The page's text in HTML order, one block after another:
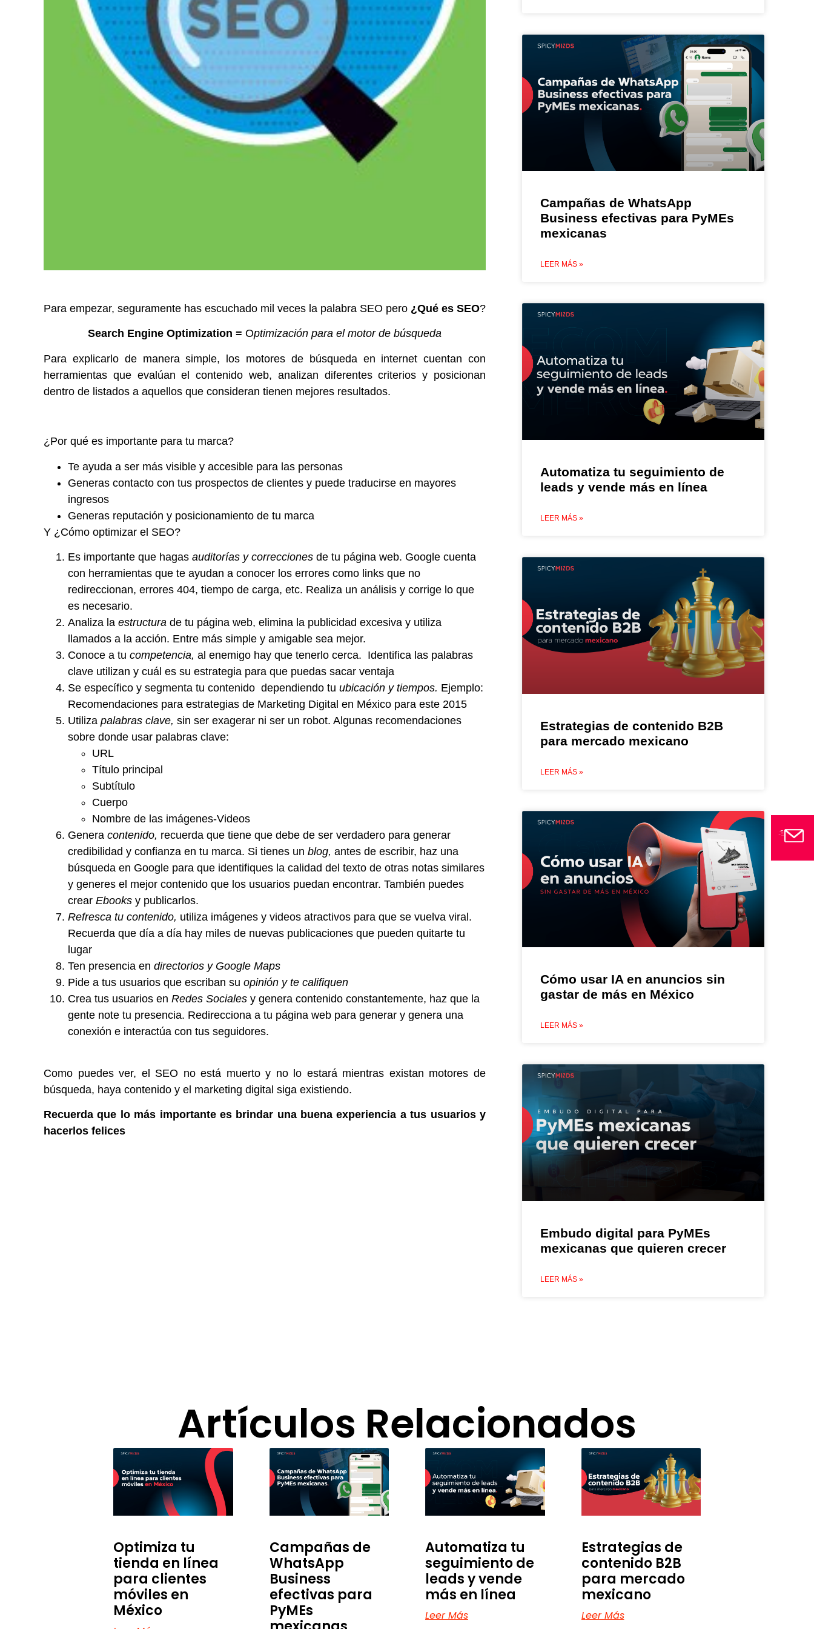
Para empezar, seguramente has escuchado mil veces la palabra SEO pero ¿Qué es SEO?
Search Engine Optimization = Optimización para el motor de búsqueda
Para explicarlo de manera simple, los motores de búsqueda en internet cuentan con
herramientas que evalúan el contenido web, analizan diferentes criterios y posicionan
dentro de listados a aquellos que consideran tienen mejores resultados.
¿Por qué es importante para tu marca?
Te ayuda a ser más visible y accesible para las personas
Generas contacto con tus prospectos de clientes y puede traducirse en mayores
ingresos
Generas reputación y posicionamiento de tu marca
Y ¿Cómo optimizar el SEO?
Es importante que hagas auditorías y correcciones de tu página web. Google cuenta
con herramientas que te ayudan a conocer los errores como links que no
redireccionan, errores 404, tiempo de carga, etc. Realiza un análisis y corrige lo que
es necesario.
Analiza la estructura de tu página web, elimina la publicidad excesiva y utiliza
llamados a la acción. Entre más simple y amigable sea mejor.
Conoce a tu competencia, al enemigo hay que tenerlo cerca. Identifica las palabras
clave utilizan y cuál es su estrategia para que puedas sacar ventaja
Se específico y segmenta tu contenido dependiendo tu ubicación y tiempos. Ejemplo:
Recomendaciones para estrategias de Marketing Digital en México para este 2015
Utiliza palabras clave, sin ser exagerar ni ser un robot. Algunas recomendaciones
sobre donde usar palabras clave:
URL
Título principal
Subtítulo
Cuerpo
Nombre de las imágenes-Videos
Genera contenido, recuerda que tiene que debe de ser verdadero para generar
credibilidad y confianza en tu marca. Si tienes un blog, antes de escribir, haz una
búsqueda en Google para que identifiques la calidad del texto de otras notas similares
y generes el mejor contenido que los usuarios puedan encontrar. También puedes
crear Ebooks y publicarlos.
Refresca tu contenido, utiliza imágenes y videos atractivos para que se vuelva viral.
Recuerda que día a día hay miles de nuevas publicaciones que pueden quitarte tu
lugar
Ten presencia en directorios y Google Maps
Pide a tus usuarios que escriban su opinión y te califiquen
Crea tus usuarios en Redes Sociales y genera contenido constantemente, haz que la
gente note tu presencia. Redirecciona a tu página web para generar y genera una
conexión e interactúa con tus seguidores.
Como puedes ver, el SEO no está muerto y no lo estará mientras existan motores de
búsqueda, haya contenido y el marketing digital siga existiendo.
Recuerda que lo más importante es brindar una buena experiencia a tus usuarios y
hacerlos felices
Campañas de WhatsApp
Business efectivas para PyMEs
mexicanas
LEER MÁS »
Automatiza tu seguimiento de
leads y vende más en línea
LEER MÁS »
Estrategias de contenido B2B
para mercado mexicano
LEER MÁS »
Cómo usar IA en anuncios sin
gastar de más en México
LEER MÁS »
Embudo digital para PyMEs
mexicanas que quieren crecer
LEER MÁS »
Artículos Relacionados
Optimiza tu
tienda en línea
para clientes
móviles en
México
Campañas de
WhatsApp
Business
efectivas para
PyMEs
Automatiza tu
seguimiento de
leads y vende
más en línea
Leer Más
Estrategias de
contenido B2B
para mercado
mexicano
Leer Más